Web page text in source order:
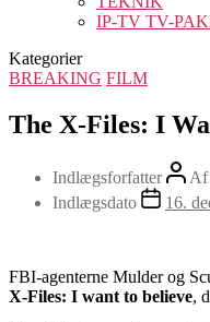
IP-TV TV-
Kategorier
BREAKING FILM
The X-Files: I
Indlægsforfatter Af
Indlægsdato
16.
FBI-agenterne Mulder og
X-Files: I want to believe,